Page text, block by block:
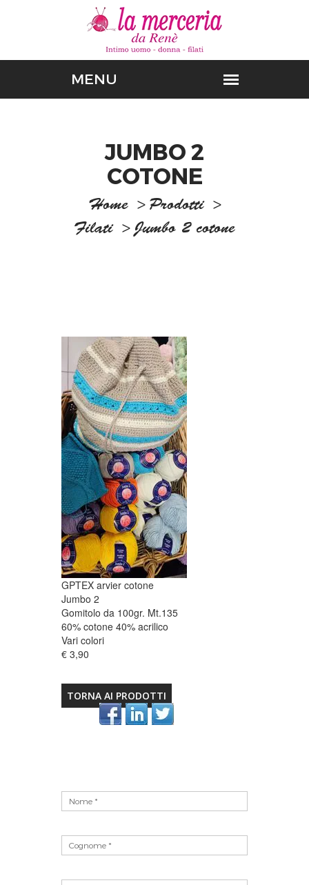
JUMBO 2
COTONE
Home > Prodotti >
Filati > Jumbo 2 cotone
GPTEX arvier cotone
Jumbo 2
Gomitolo da 100gr. Mt.135
60% cotone 40% acrilico
Vari colori
€ 3,90
TORNA AI PRODOTTI